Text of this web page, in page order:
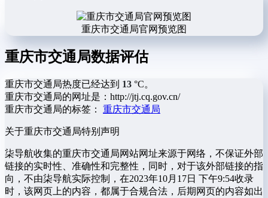
重庆市交通局官网预览图
重庆市交通局数据评估
重庆市交通局热度已经达到 13 °C。
重庆市交通局的网址是：http://jtj.cq.gov.cn/
重庆市交通局的标签： 重庆市交通局
关于重庆市交通局特别声明
柒导航收集的重庆市交通局网站网址来源于网络，不保证外部
链接的实时性、准确性和完整性，同时，对于该外部链接的指
向，不由柒导航实际控制，在2023年10月17日 下午9:54收录
时，该网页上的内容，都属于合规合法，后期网页的内容如出